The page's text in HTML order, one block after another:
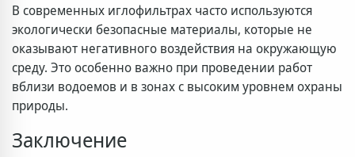
В современных иглофильтрах часто используются
экологически безопасные материалы, которые не
оказывают негативного воздействия на окружающую
среду. Это особенно важно при проведении работ
вблизи водоемов и в зонах с высоким уровнем охраны
природы.
Заключение